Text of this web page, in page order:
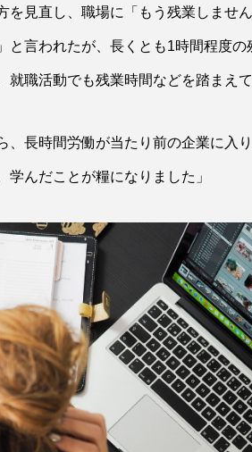
を見直し、職場に「もう残業しませ
と言われたが、長くとも1時間程度
就職活動でも残業時間などを踏まえて
、長時間労働が当たり前の企業に入
んだことが糧になりました」